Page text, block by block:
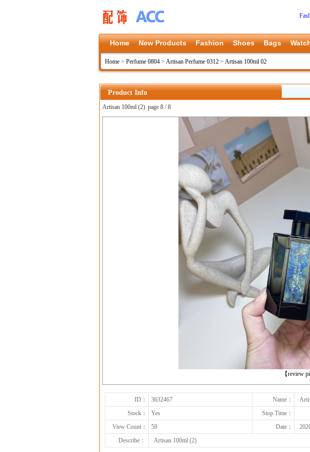
Home New Products Fashion Shoes Bags
Home > Perfume 0804 > Artisan Perfume 0312 > Artisan 100ml 02
Product Info
Artisan 100ml (2) page 8 / 8
【review
上一张
下一张
ID： 3632467 Name：
Stock：
Yes
Stop Time：
View Count：
59 Date：
Describe：
Artisan 100ml (2)